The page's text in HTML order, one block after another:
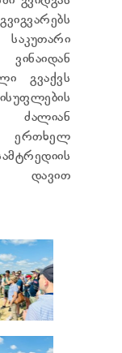
გვაქვს
ძალიან
ერთხელ
დავით